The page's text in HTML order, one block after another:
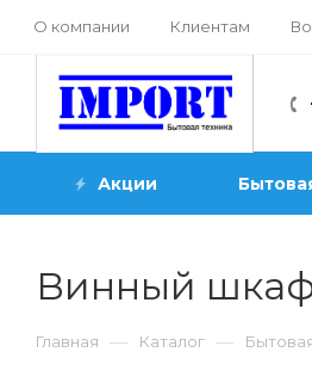
О компании Клиентам
Акции
Винный шкаф
Главная — Каталог —